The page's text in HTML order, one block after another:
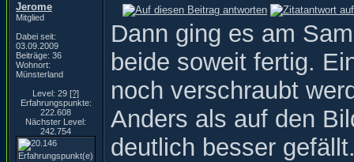
Jerome
Mitglied
Dabei seit:
03.09.2009
Beiträge: 36
Wohnort:
Münsterland
Level: 29 [?]
Erfahrungspunkte:
222.608
Nächster Level:
242.754
Dann ging es am
beide soweit fertig.
noch verschraubt
Anders als auf den
deutlich besser